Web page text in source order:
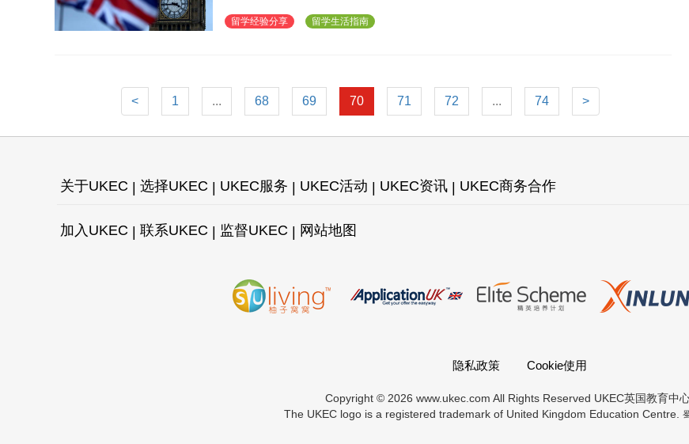
留学经验分享 留学生活指南
< 1 ... 68 69 70 71 72 ... 74 >
关于UKEC 选择UKEC UKEC服务 UKEC活动 UKEC资讯 UKEC商务合作
加入UKEC 联系UKEC 监督UKEC 网站地图
隐私政策 Cookie使用
Copyright © 2026 www.ukec.com All Rights Reserved UKEC英国教育中
The UKEC logo is a registered trademark of United Kingdom Education Centre.